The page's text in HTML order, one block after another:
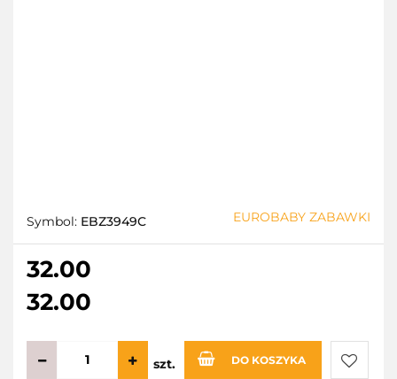
Symbol: EBZ3949C EUROBABY ZABAWKI
32.00
32.00
szt. DO KOSZYKA